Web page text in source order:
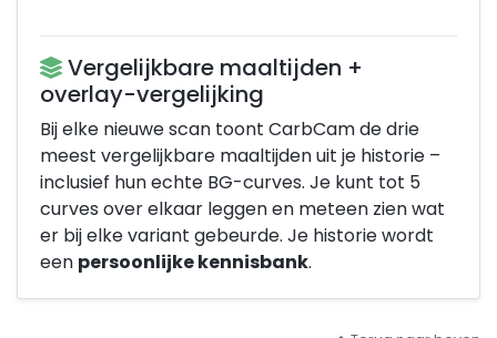
Vergelijkbare maaltijden +
overlay-vergelijking
Bij elke nieuwe scan toont CarbCam de drie
meest vergelijkbare maaltijden uit je historie –
inclusief hun echte BG-curves. Je kunt tot 5
curves over elkaar leggen en meteen zien wat
er bij elke variant gebeurde. Je historie wordt
een persoonlijke kennisbank.